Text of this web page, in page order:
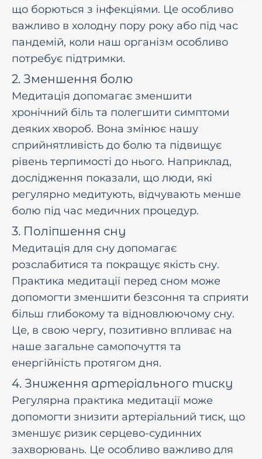
що борються з інфекціями. Це особливо
важливо в холодну пору року або під час
пандемій, коли наш організм особливо
потребує підтримки.
2. Зменшення болю
Медитація допомагає зменшити
хронічний біль та полегшити симптоми
деяких хвороб. Вона змінює нашу
сприйнятливість до болю та підвищує
рівень терпимості до нього. Наприклад,
дослідження показали, що люди, які
регулярно медитують, відчувають менше
болю під час медичних процедур.
3. Поліпшення сну
Медитація для сну допомагає
розслабитися та покращує якість сну.
Практика медитації перед сном може
допомогти зменшити безсоння та сприяти
більш глибокому та відновлюючому сну.
Це, в свою чергу, позитивно впливає на
наше загальне самопочуття та
енергійність протягом дня.
4. Зниження артеріального тиску
Регулярна практика медитації може
допомогти знизити артеріальний тиск, що
зменшує ризик серцево-судинних
захворювань. Це особливо важливо для